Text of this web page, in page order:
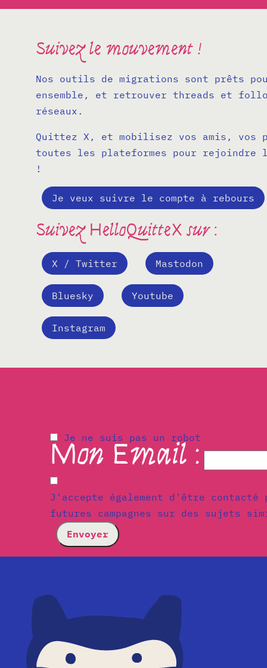
Suivez le mouvement !
Nos outils de migrations sont prêts
ensemble, et retrouver threads et
réseaux.
Quittez X, et mobilisez vos amis, vos
toutes les plateformes pour rejoindre
!
Je veux suivre le compte à rebours
Suivez HelloQuitteX sur :
X / Twitter Mastodon
Bluesky Youtube
Instagram
Je ne suis pas un robot
Mon Email :
J'accepte également d'être contacté
futures campagnes sur des sujets